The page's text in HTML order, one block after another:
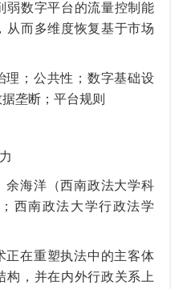
弱数字平台的流量控制能
从而多维度恢复基于市场
理；公共性；数字基础设
垄断；平台规则
余海洋（西南政法大学科
西南政法大学行政法学
正在重塑执法中的主客体
构，并在内外行政关系上